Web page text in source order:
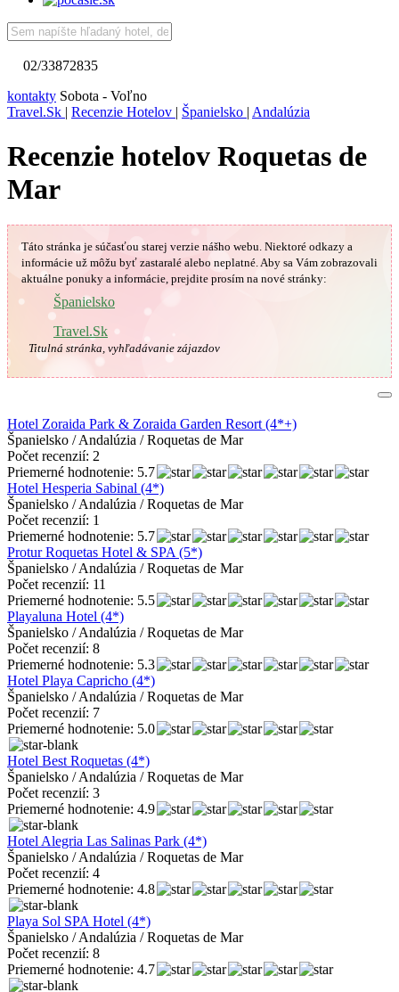
02/33872835
kontakty Sobota - Voľno
Travel.Sk | Recenzie Hotelov | Španielsko | Andalúzia
Recenzie hotelov Roquetas de
Mar
Táto stránka je súčasťou starej verzie nášho webu. Niektoré odkazy a
informácie už môžu byť zastaralé alebo neplatné.Aby sa Vám zobrazovali
aktuálne ponuky a informácie, prejdite prosím na nové stránky:
Španielsko
Travel.Sk
Titulná stránka, vyhľadávanie zájazdov
Hotel Zoraida Park & Zoraida Garden Resort (4*+)
Španielsko / Andalúzia / Roquetas de Mar
Počet recenzií: 2
Priemerné hodnotenie: 5.7
Hotel Hesperia Sabinal (4*)
Španielsko / Andalúzia / Roquetas de Mar
Počet recenzií: 1
Priemerné hodnotenie: 5.7
Protur Roquetas Hotel & SPA (5*)
Španielsko / Andalúzia / Roquetas de Mar
Počet recenzií: 11
Priemerné hodnotenie: 5.5
Playaluna Hotel (4*)
Španielsko / Andalúzia / Roquetas de Mar
Počet recenzií: 8
Priemerné hodnotenie: 5.3
Hotel Playa Capricho (4*)
Španielsko / Andalúzia / Roquetas de Mar
Počet recenzií: 7
Priemerné hodnotenie: 5.0
Hotel Best Roquetas (4*)
Španielsko / Andalúzia / Roquetas de Mar
Počet recenzií: 3
Priemerné hodnotenie: 4.9
Hotel Alegria Las Salinas Park (4*)
Španielsko / Andalúzia / Roquetas de Mar
Počet recenzií: 4
Priemerné hodnotenie: 4.8
Playa Sol SPA Hotel (4*)
Španielsko / Andalúzia / Roquetas de Mar
Počet recenzií: 8
Priemerné hodnotenie: 4.7